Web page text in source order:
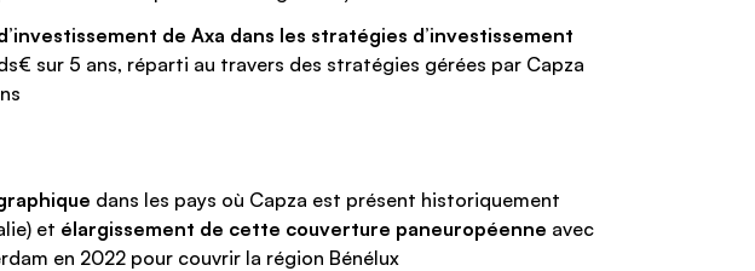
de Axa dans les stratégies d’investissement
sur 5 ans, réparti au travers des stratégies gérées par Capza
dans les pays où Capza est présent historiquement
et élargissement de cette couverture paneuropéenne avec
en 2022 pour couvrir la région Bénélux